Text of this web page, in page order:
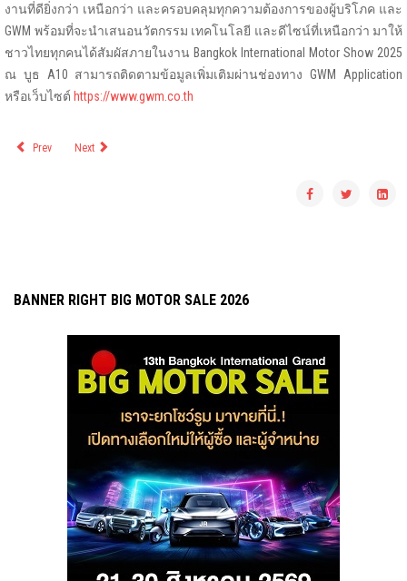
งานที่ดียิ่งกว่า เหนือกว่า และครอบคลุมทุกความต้องการของผู้บริโภค และ
GWM พร้อมที่จะนำเสนอนวัตกรรม เทคโนโลยี และดีไซน์ที่เหนือกว่า มาให้
ชาวไทยทุกคนได้สัมผัสภายในงาน Bangkok International Motor Show 2025
ณ บูธ A10 สามารถติดตามข้อมูลเพิ่มเติมผ่านช่องทาง GWM Application
หรือเว็บไซต์ https://www.gwm.co.th
Prev Next
BANNER RIGHT BIG MOTOR SALE 2026